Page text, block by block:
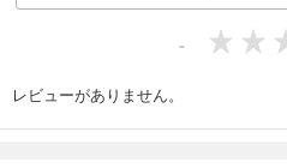
◎百壁町の謎―開かれた怪異
◎百壁町町立図書館 おばけなんて嘘さ
◎九十九峠坂入口 飢えた犬
◎百壁町町立図書館 不思議な本
◎九十九峠坂 串稲田神社のわら人形
-
レビューがありません。